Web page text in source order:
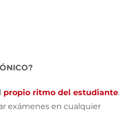
propio ritmo del estudiante.
exámenes en cualquier